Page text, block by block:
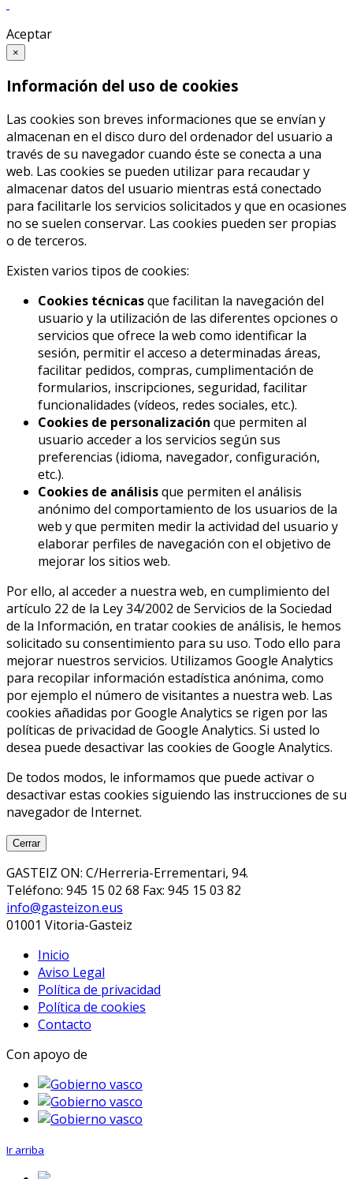
Aceptar
×
Información del uso de cookies
Las cookies son breves informaciones que se envían y
almacenan en el disco duro del ordenador del usuario a
través de su navegador cuando éste se conecta a una
web. Las cookies se pueden utilizar para recaudar y
almacenar datos del usuario mientras está conectado
para facilitarle los servicios solicitados y que en ocasiones
no se suelen conservar. Las cookies pueden ser propias
o de terceros.
Existen varios tipos de cookies:
Cookies técnicasque facilitan la navegación del
usuario y la utilización de las diferentes opciones o
servicios que ofrece la web como identificar la
sesión, permitir el acceso a determinadas áreas,
facilitar pedidos, compras, cumplimentación de
formularios, inscripciones, seguridad, facilitar
funcionalidades (vídeos, redes sociales, etc.).
Cookies de personalización que permiten al
usuario acceder a los servicios según sus
preferencias (idioma, navegador, configuración,
etc.).
Cookies de análisisque permiten el análisis
anónimo del comportamiento de los usuarios de la
web y que permiten medir la actividad del usuario y
elaborar perfiles de navegación con el objetivo de
mejorar los sitios web.
Por ello, al acceder a nuestra web, en cumplimiento del
artículo 22 de la Ley 34/2002 de Servicios de la Sociedad
de la Información, en tratar cookies de análisis, le hemos
solicitado su consentimiento para su uso. Todo ello para
mejorar nuestros servicios. Utilizamos Google Analytics
para recopilar información estadística anónima, como
por ejemplo el número de visitantes a nuestra web. Las
cookies añadidas por Google Analytics se rigen por las
políticas de privacidad de Google Analytics. Si usted lo
desea puede desactivar las cookies de Google Analytics.
De todos modos, le informamos que puede activar o
desactivar estas cookies siguiendo las instrucciones de su
navegador de Internet.
Cerrar
GASTEIZ ON: C/Herreria-Errementari, 94.
Teléfono: 945 15 02 68 Fax: 945 15 03 82
info@gasteizon.eus
01001 Vitoria-Gasteiz
Inicio
Aviso Legal
Política de privacidad
Política de cookies
Contacto
Con apoyo de
Ir arriba